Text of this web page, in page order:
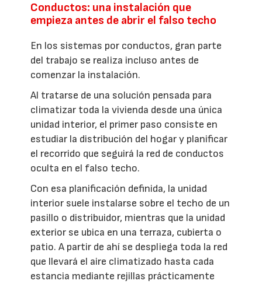
Conductos: una instalación que
empieza antes de abrir el falso techo
En los sistemas por conductos, gran parte
del trabajo se realiza incluso antes de
comenzar la instalación.
Al tratarse de una solución pensada para
climatizar toda la vivienda desde una única
unidad interior, el primer paso consiste en
estudiar la distribución del hogar y planificar
el recorrido que seguirá la red de conductos
oculta en el falso techo.
Con esa planificación definida, la unidad
interior suele instalarse sobre el techo de un
pasillo o distribuidor, mientras que la unidad
exterior se ubica en una terraza, cubierta o
patio. A partir de ahí se despliega toda la red
que llevará el aire climatizado hasta cada
estancia mediante rejillas prácticamente